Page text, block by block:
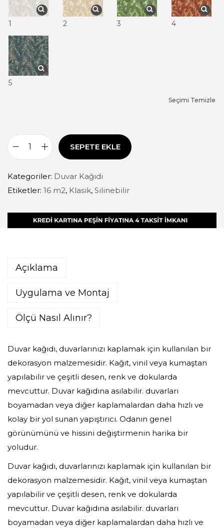
1 2 3 4
5
Seçimi Temizle
SEPETE EKLE
Kategoriler: Duvar Kağıdı
Etiketler: 16 m2, Klasik, Silinebilir
Açıklama
Uygulama ve Montaj
Ölçü Nasıl Alınır?
Duvar kağıdı, duvarlarınızı kaplamak için kullanılan bir
dekorasyon malzemesidir. Kağıt, vinil veya kumaştan
yapılabilir ve çeşitli desen, renk ve dokularda
mevcuttur. Duvar kağıdına asılabilir. duvarları
boyamadan veya diğer kaplamalardan daha hızlı ve
kolay bir yol sunan yapıştırıcı. Odanın genel
görünümünü ve hissini değiştirmenin harika bir
yoludur.
Duvar kağıdı, duvarlarınızı kaplamak için kullanılan bir
dekorasyon malzemesidir. Kağıt, vinil veya kumaştan
yapılabilir ve çeşitli desen, renk ve dokularda
mevcuttur. Duvar kağıdına asılabilir. duvarları
boyamadan veya diğer kaplamalardan daha hızlı ve